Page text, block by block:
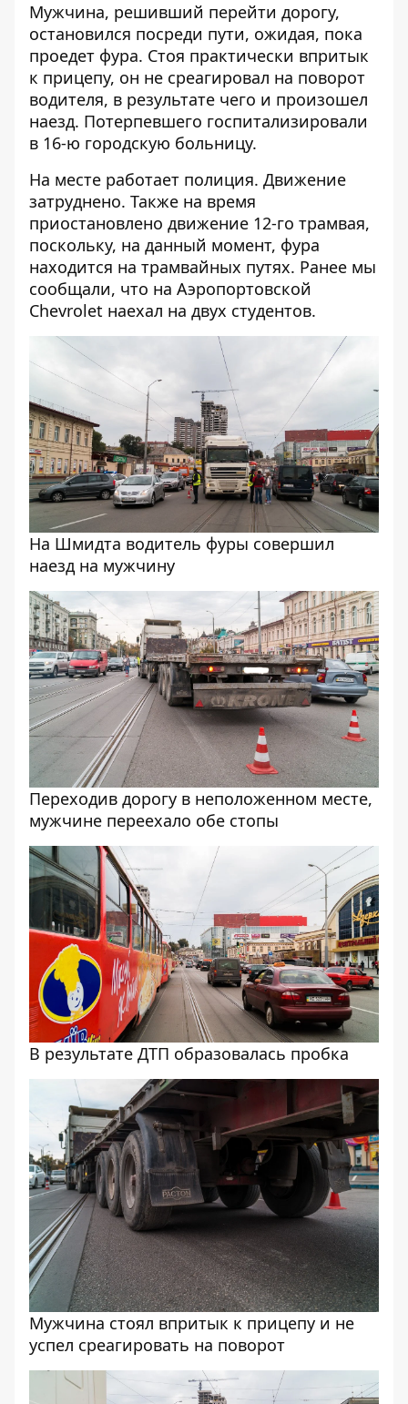
Мужчина, решивший перейти дорогу,
остановился посреди пути, ожидая, пока
проедет фура. Стоя практически впритык
к прицепу, он не среагировал на поворот
водителя, в результате чего и произошел
наезд. Потерпевшего госпитализировали
в 16-ю городскую больницу.
На месте работает полиция. Движение
затруднено. Также на время
приостановлено движение 12-го трамвая,
поскольку, на данный момент, фура
находится на трамвайных путях. Ранее мы
сообщали, что на Аэропортовской
Chevrolet наехал на двух студентов.
На Шмидта водитель фуры совершил
наезд на мужчину
Переходив дорогу в неположенном месте,
мужчине переехало обе стопы
В результате ДТП образовалась пробка
Мужчина стоял впритык к прицепу и не
успел среагировать на поворот